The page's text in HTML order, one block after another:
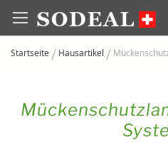
Zum
Inhalt
Startseite Hausartikel